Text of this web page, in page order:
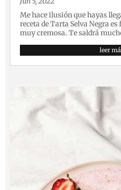
Me hace ilusión que hayas
receta de Tarta Selva Negra
muy cremosa. Te saldrá
leer